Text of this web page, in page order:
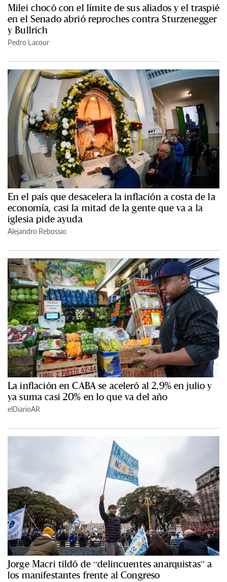
Milei chocó con el límite de sus aliados y el traspié
en el Senado abrió reproches contra Sturzenegger
y Bullrich
Pedro Lacour
En el país que desacelera la inflación a costa de la
economía, casi la mitad de la gente que va a la
iglesia pide ayuda
Alejandro Rebossio
La inflación en CABA se aceleró al 2,9% en julio y
ya suma casi 20% en lo que va del año
elDiarioAR
Jorge Macri tildó de “delincuentes anarquistas” a
los manifestantes frente al Congreso